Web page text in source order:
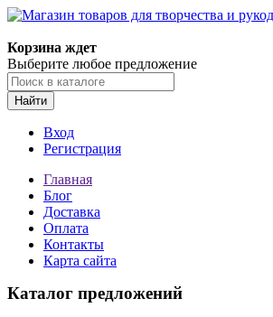
Корзина ждет
Выберите любое предложение
Найти
Вход
Регистрация
Главная
Блог
Доставка
Оплата
Контакты
Карта сайта
Каталог предложений